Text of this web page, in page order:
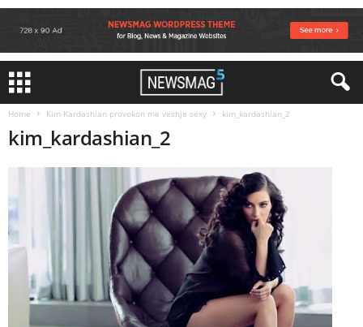
Home Kim Kardashian provokon me veshje sexy kim_kardashian_2
kim_kardashian_2